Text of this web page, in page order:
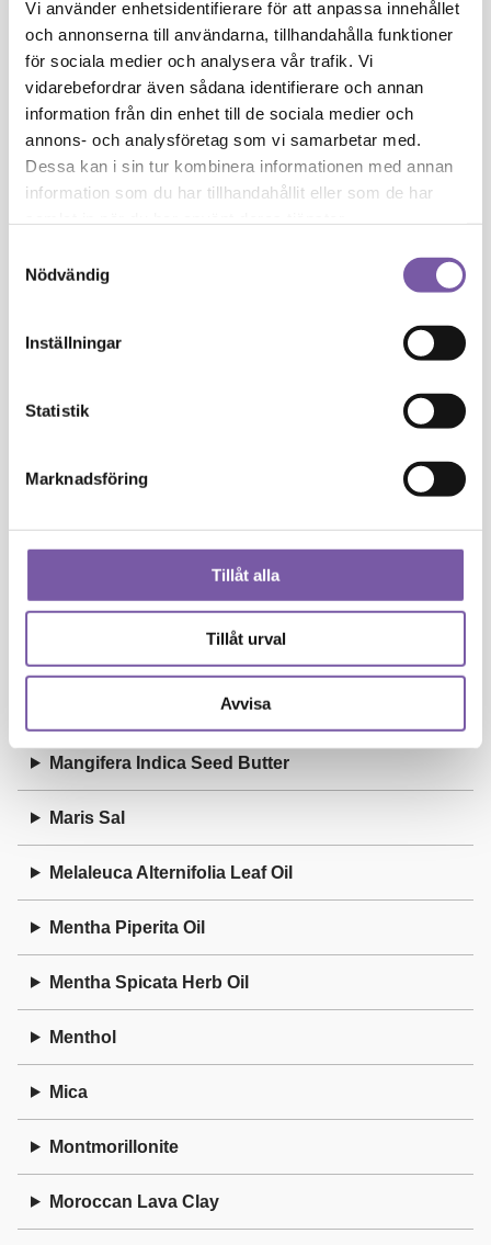
Vi använder enhetsidentifierare för att anpassa innehållet
och annonserna till användarna, tillhandahålla funktioner
för sociala medier och analysera vår trafik. Vi
vidarebefordrar även sådana identifierare och annan
information från din enhet till de sociala medier och
annons- och analysföretag som vi samarbetar med.
Dessa kan i sin tur kombinera informationen med annan
information som du har tillhandahållit eller som de har
Nödvändig
Inställningar
Statistik
Marknadsföring
Tillåt alla
Tillåt urval
Avvisa
J
Juniperus Communis Oil
K
Kaolin
L
Limonene
Linalool
Litsea Cubeba Fruit Oil
Mangifera Indica Seed Butter
Maris Sal
Melaleuca Alternifolia Leaf Oil
Mentha Piperita Oil
Mentha Spicata Herb Oil
Menthol
Mica
Montmorillonite
Moroccan Lava Clay